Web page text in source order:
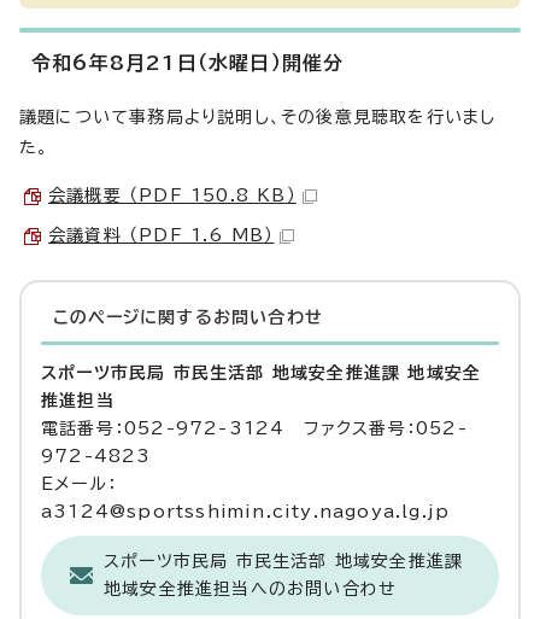
令和6年8月21日（水曜日）開催分
議題について事務局より説明し、その後意見聴取を行いまし
た。
会議概要 （PDF 150.8 KB）
会議資料 （PDF 1.6 MB）
このページに関する お問い合わせ
スポーツ市民局 市民生活部 地域安全推進課 地域安全
推進担当
電話番号：052-972-3124 ファクス番号：052-
972-4823
Eメール：
a3124@sportsshimin.city.nagoya.lg.jp
スポーツ市民局 市民生活部 地域安全推進課
地域安全推進担当へのお問い合わせ